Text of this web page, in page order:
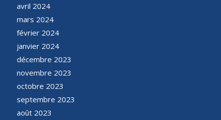
avril 2024
mars 2024
février 2024
janvier 2024
décembre 2023
novembre 2023
octobre 2023
septembre 2023
août 2023